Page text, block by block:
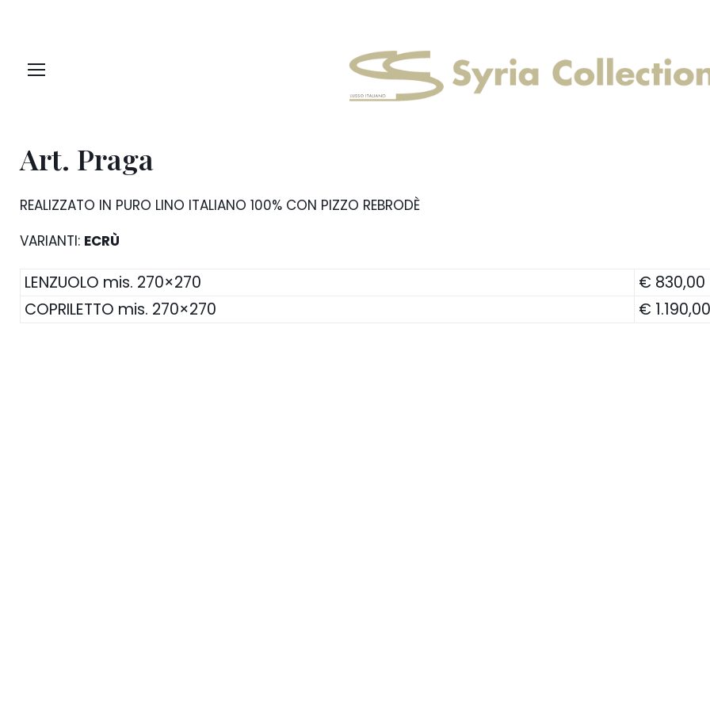
Art. Praga
REALIZZATO IN PURO LINO ITALIANO 100% CON PIZZO REBRODÈ
VARIANTI: ECRÙ
LENZUOLO mis. 270×270
€ 830,00
COPRILETTO mis. 270×270
€ 1.190,00